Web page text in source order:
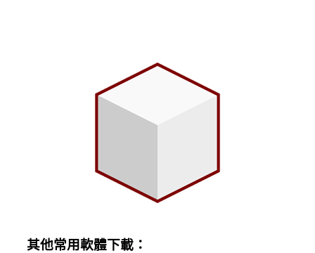
其他常用軟體下載：